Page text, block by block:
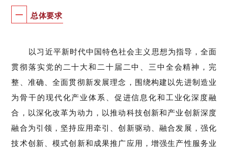
一 总体要求
以习近平新时代中国特色社会主义思想为指导， 全面
贯彻落实党的二十大和二十届二中、三中全会精神，完
整 、 准确 、全面贯彻新发展理念， 围绕构建以先进制造业
为骨干的现代化产业体系 、促进信息化和工业化深度融
合 ， 以深化改革为动力，以推动科技创新和产业创新深度
融合为引领， 坚持应用牵引、创新驱动 、融合发展，强化
技术创新、模式创新和成果推广应用，增强生产性服务业